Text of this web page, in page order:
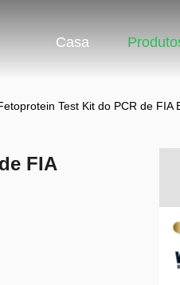
Casa
Test Kit do PCR de FIA
FIA